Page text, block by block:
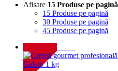
Afisare 15 Produse pe pagină
15 Produse pe pagină
30 Produse pe pagină
45 Produse pe pagină